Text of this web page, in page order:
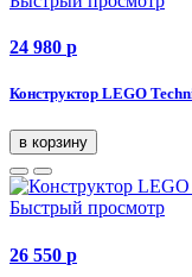
24 980 p
Конструктор LEGO
в корзину
Быстрый просмотр
26 550 p